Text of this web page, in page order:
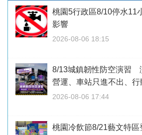
桃園5行政區8/10停水
影響
2026-08-06 18:15
8/13城鎮韌性防空演習
營運、車站只進不出、行
2026-08-06 17:44
桃園冷飲節8/21藝文特